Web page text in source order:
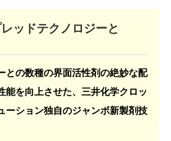
ッドテクノロジーと
との数種の界面活性剤の絶妙な配
能を向上させた、三井化学クロッ
ーション独自のジャンボ新製剤技